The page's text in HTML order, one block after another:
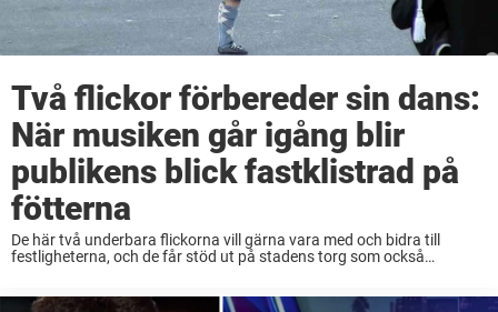
Två flickor förbereder sin dans:
När musiken går igång blir
publikens blick fastklistrad på
fötterna
De här två underbara flickorna vill gärna vara med och bidra till
festligheterna, och de får stöd ut på stadens torg som också